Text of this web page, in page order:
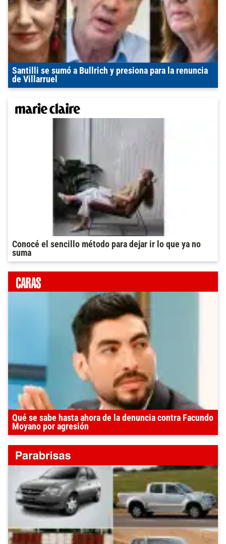
Santilli se sumó a Bullrich y presiona para la renuncia
de Villarruel
Conocé el sencillo método para dejar ir lo que ya no
suma
Qué se sabe hasta ahora de la denuncia contra Facundo
Moyano por agresión